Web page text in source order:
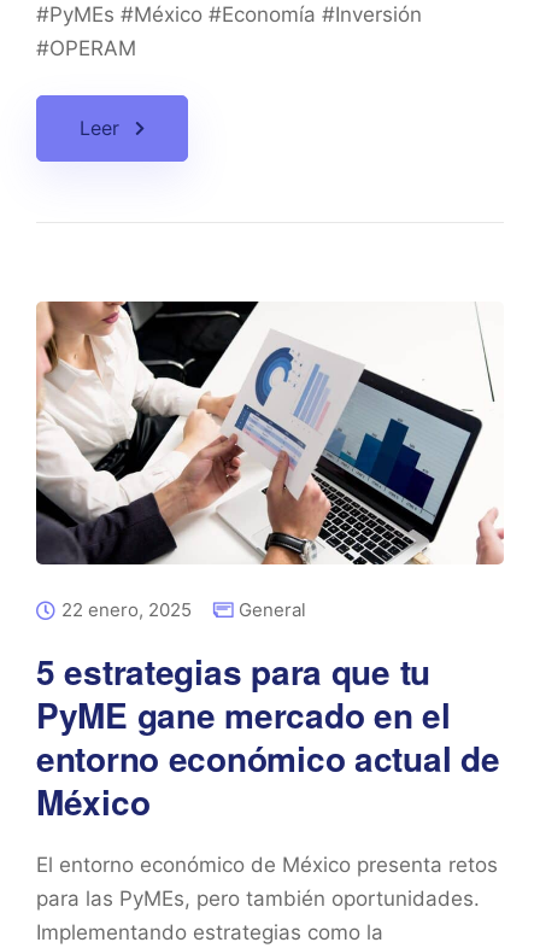
#PyMEs #México #Economía #Inversión
#OPERAM
Leer
22 enero, 2025 General
5 estrategias para que tu
PyME gane mercado en el
entorno económico actual de
México
El entorno económico de México presenta retos
para las PyMEs, pero también oportunidades.
Implementando estrategias como la